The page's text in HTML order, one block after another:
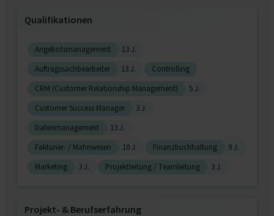
Qualifikationen
Angebotsmanagement
13 J.
Auftragssachbearbeiter
13 J.
Controlling
CRM (Customer Relationship Management)
5 J.
Customer Success Manager
3 J.
Datenmanagement
13 J.
Fakturier- / Mahnwesen
10 J. Finanzbuchhaltung
9 J.
Marketing
3 J. Projektleitung / Teamleitung 3 J.
Projekt‐ & Berufserfahrung